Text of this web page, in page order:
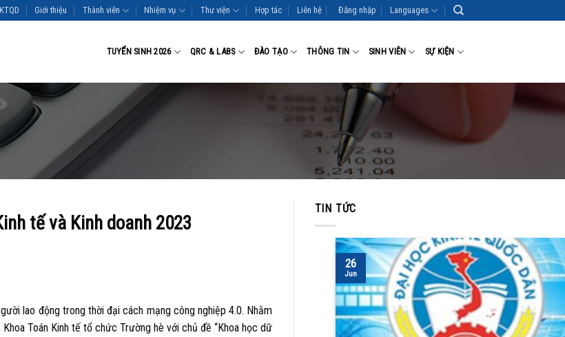
Giới thiệu Thành viên Nhiệm vụ Thư viện Hợp tác Liên hệ Đăng nhập Languages
TUYỂN SINH 2026 QRC & LABS ĐÀO TẠO THÔNG TIN SINH VIÊN SỰ KIỆN
tế và Kinh doanh 2023
lao động trong thời đại cách mạng công nghiệp 4.0. Nhằm
Toán Kinh tế tổ chức Trường hè với chủ đề “Khoa học dữ
TIN TỨC
26
Jun